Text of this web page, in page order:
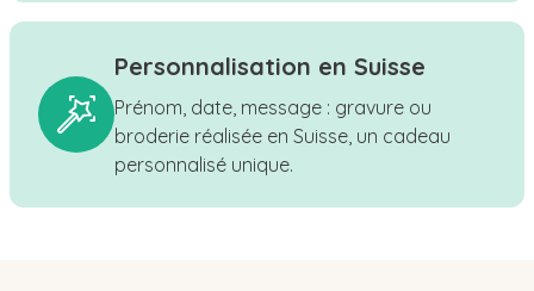
Personnalisation en Suisse
Prénom, date, message : gravure ou
broderie réalisée en Suisse, un cadeau
personnalisé unique.